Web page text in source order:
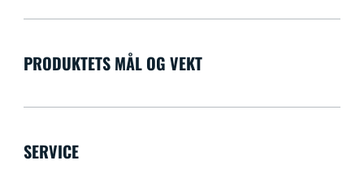
PRODUKTETS MÅL OG VEKT
SERVICE